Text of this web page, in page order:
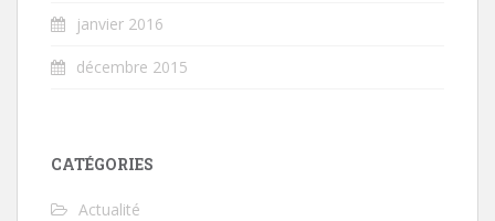
janvier 2016
décembre 2015
CATÉGORIES
Actualité